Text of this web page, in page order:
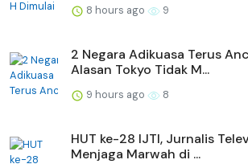
8 hours ago 9
2 Negara Adikuasa Terus
Alasan Tokyo Tidak M...
9 hours ago 8
HUT ke-28 IJTI, Jurnalis
Menjaga Marwah di ...